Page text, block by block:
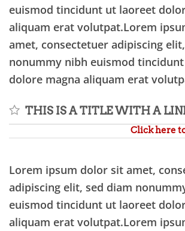
euismod tincidunt ut laoreet
aliquam erat volutpat.Lorem
amet, consectetuer adipiscing
nonummy nibh euismod
dolore magna aliquam erat
THIS IS A TITLE WITH A
Click here
Lorem ipsum dolor sit amet,
adipiscing elit, sed diam
euismod tincidunt ut laoreet
aliquam erat volutpat.Lorem